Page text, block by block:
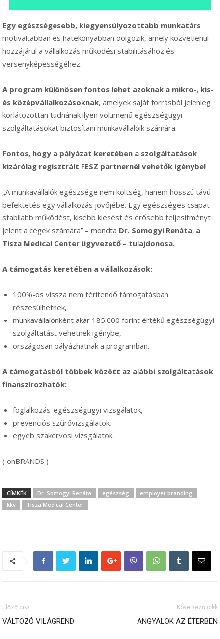
Egy egészségesebb, kiegyensúlyozottabb munkatárs
motiváltabban és hatékonyabban dolgozik, amely közvetlenül
hozzájárul a vállalkozás működési stabilitásához és
versenyképességéhez.
A program különösen fontos lehet azoknak a mikro-, kis-
és középvállalkozásoknak, amelyek saját forrásból jelenleg
korlátozottan tudnának ilyen volumenű egészségügyi
szolgáltatásokat biztosítani munkavállalóik számára.
Fontos, hogy a pályázat keretében a szolgáltatások
kizárólag regisztrált FESZ partnernél vehetők igénybe!
„A munkavállalók egészsége nem költség, hanem hosszú távú
befektetés egy vállalkozás jövőjébe. Egy egészséges csapat
stabilabb működést, kisebb kiesést és erősebb teljesítményt
jelent a cégek számára” – mondta Dr. Somogyi Renáta, a
Tisza Medical Center ügyvezető – tulajdonosa.
A támogatás keretében a vállalkozások:
100%-os vissza nem térítendő támogatásban
részesülhetnek,
munkavállalónként akár 185.000 forint értékű egészségügyi
szolgáltatást vehetnek igénybe,
országosan pályázhatnak a programban.
A támogatásból többek között az alábbi szolgáltatások
finanszírozhatók:
foglalkozás-egészségügyi vizsgálatok,
prevenciós szűrővizsgálatok,
egyéb szakorvosi vizsgálatok.
( onBRANDS )
CÍMKÉK Dr. Somogyi Renáta egészség
employer branding
kkv
Tisza Medical Center
Előző cikk
VÁLTOZÓ VILÁGREND
Következő cikk
ANGYALOK AZ ÉTERBEN